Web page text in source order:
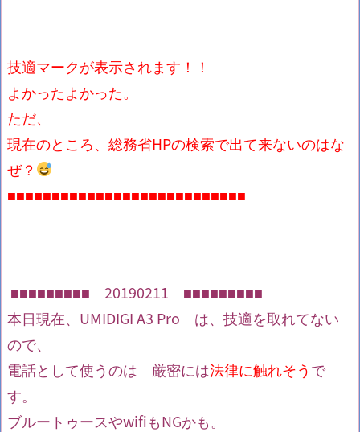
技適マークが表示されます！！
よかったよかった。
ただ、
現在のところ、総務省HPの検索で出て来ないのはな
ぜ？
■■■■■■■■■■■■■■■■■■■■■■■■■■■
■■■■■■■■■ 20190211 ■■■■■■■■■
本日現在、UMIDIGI A3 Pro は、技適を取れてない
ので、
電話として使うのは 厳密には法律に触れそうで
す。
ブルートゥースやwifiもNGかも。